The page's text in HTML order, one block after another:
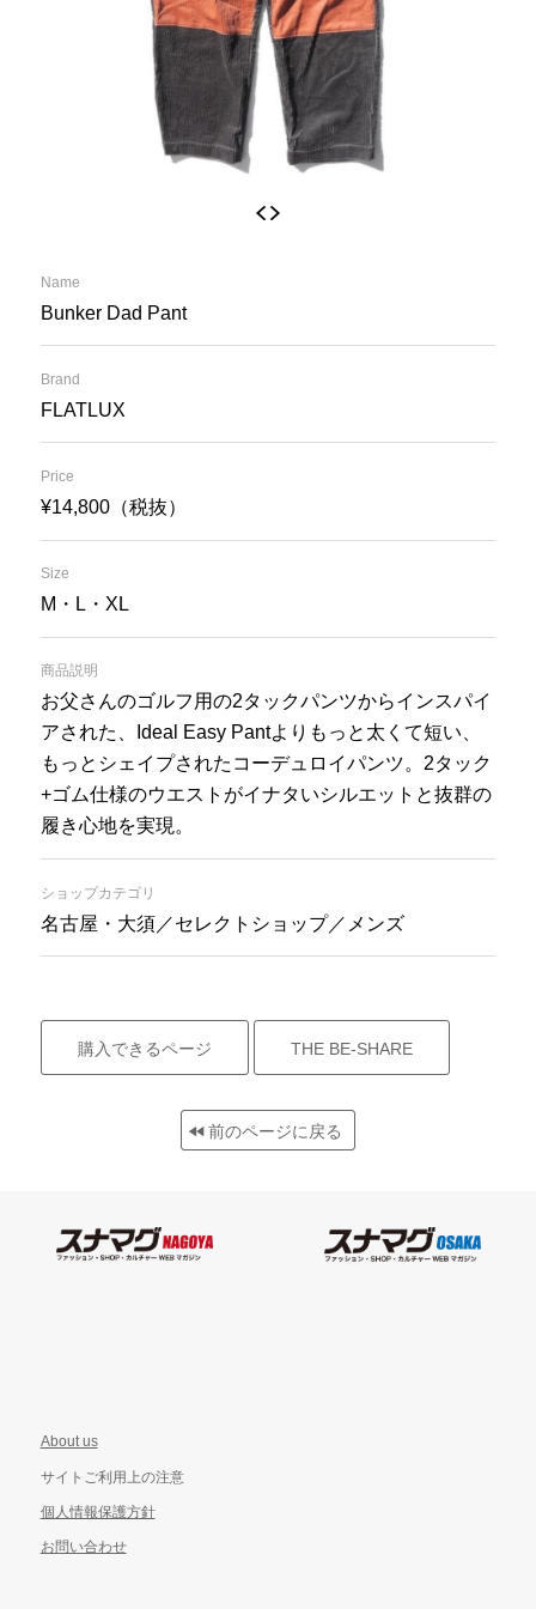
Name
Bunker Dad Pant
Brand
FLATLUX
Price
¥14,800（税抜）
Size
M・L・XL
商品説明
お父さんのゴルフ用の2タックパンツからインスパイ
アされた、Ideal Easy Pantよりもっと太くて短い、
もっとシェイプされたコーデュロイパンツ。2タック
+ゴム仕様のウエストがイナタいシルエットと抜群の
履き心地を実現。
ショップカテゴリ
名古屋・大須／セレクトショップ／メンズ
購入できるページ THE BE-SHARE
前のページに戻る
About us
サイトご利用上の注意
個人情報保護方針
お問い合わせ